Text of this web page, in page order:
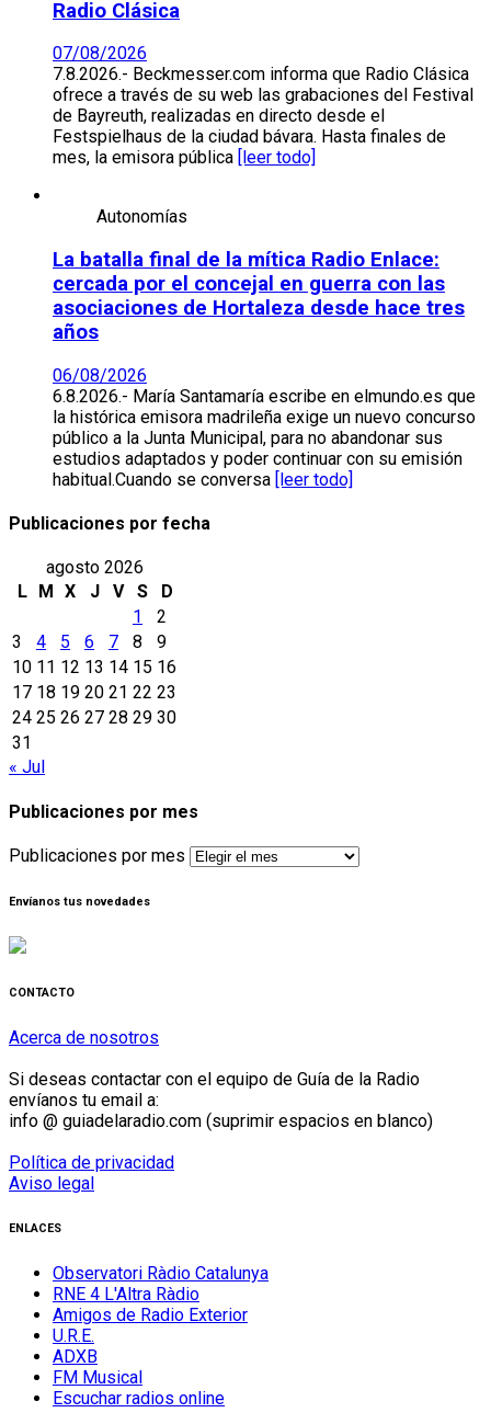
Radio Clásica
07/08/2026
7.8.2026.- Beckmesser.com informa que Radio Clásica
ofrece a través de su web las grabaciones del Festival
de Bayreuth, realizadas en directo desde el
Festspielhaus de la ciudad bávara. Hasta finales de
mes, la emisora pública
[leer todo]
Autonomías
La batalla final de la mítica Radio Enlace:
cercada por el concejal en guerra con las
asociaciones de Hortaleza desde hace tres
años
06/08/2026
6.8.2026.- María Santamaría escribe en elmundo.es que
la histórica emisora madrileña exige un nuevo concurso
público a la Junta Municipal, para no abandonar sus
estudios adaptados y poder continuar con su emisión
habitual.Cuando se conversa [leer todo]
Publicaciones por fecha
agosto 2026
L
M X J V S
D
1
2
3
4 5 6 7 8
9
10 11 12 13 14 15 16
17 18 19 20 21 22 23
24 25 26 27 28 29 30
31
« Jul
Publicaciones por mes
Publicaciones por mes
Envíanos tus novedades
CONTACTO
Acerca de nosotros
Si deseas contactar con el equipo de Guía de la Radio
envíanos tu email a:
info @ guiadelaradio.com (suprimir espacios en blanco)
Política de privacidad
Aviso legal
ENLACES
Observatori Ràdio Catalunya
RNE 4 L'Altra Ràdio
Amigos de Radio Exterior
U.R.E.
ADXB
FM Musical
Escuchar radios online